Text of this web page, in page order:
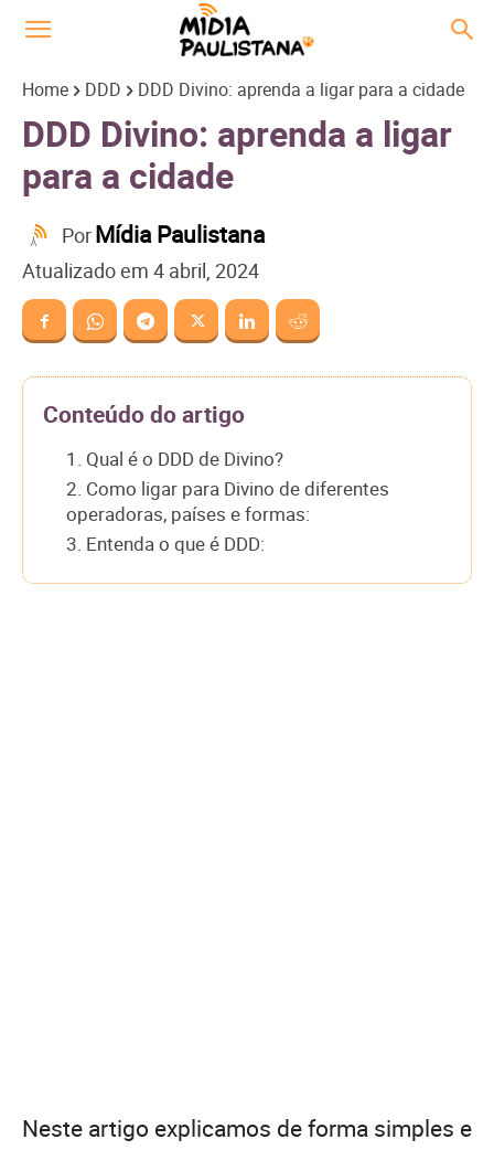
Home DDD DDD Divino: aprenda a ligar para a cidade
DDD Divino: aprenda a ligar
para a cidade
PorMídia Paulistana
Atualizado em 4 abril, 2024
Conteúdo do artigo
1. Qual é o DDD de Divino?
2. Como ligar para Divino de diferentes
operadoras, países e formas:
3. Entenda o que é DDD:
Neste artigo explicamos de forma simples e